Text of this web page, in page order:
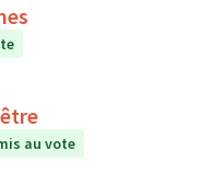
au vote